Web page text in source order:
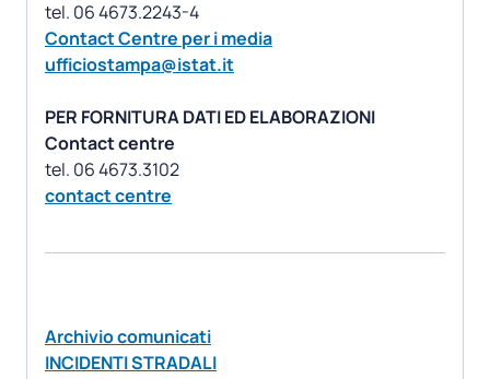
Contact Centre per i media
ufficiostampa@istat.it
PER FORNITURA DATI ED ELABORAZIONI
Contact centre
contact centre
Archivio comunicati
INCIDENTI STRADALI